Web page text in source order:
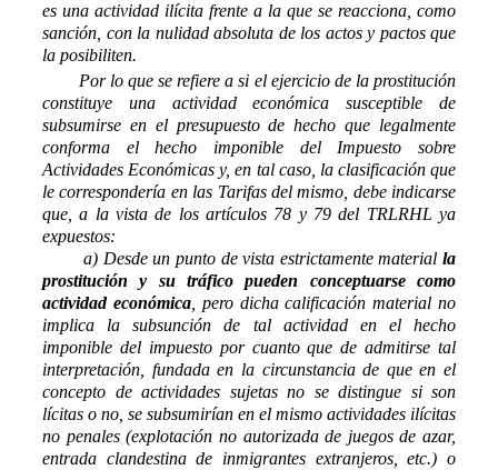
es una actividad ilícita frente a la que se reacciona, como
sanción, con la nulidad absoluta de los actos y pactos que
la posibiliten.
Por lo que se refiere a si el ejercicio de la prostitución
constituye una actividad económica susceptible de
subsumirse en el presupuesto de hecho que legalmente
conforma el hecho imponible del Impuesto sobre
Actividades Económicas y, en tal caso, la clasificación que
le correspondería en las Tarifas del mismo, debe indicarse
que, a la vista de los artículos 78 y 79 del TRLRHL ya
expuestos:
a) Desde un punto de vista estrictamente material la
prostitución y su tráfico pueden conceptuarse como
actividad económica, pero dicha calificación material no
implica la subsunción de tal actividad en el hecho
imponible del impuesto por cuanto que de admitirse tal
interpretación, fundada en la circunstancia de que en el
concepto de actividades sujetas no se distingue si son
lícitas o no, se subsumirían en el mismo actividades ilícitas
no penales (explotación no autorizada de juegos de azar,
entrada clandestina de inmigrantes extranjeros, etc.) o